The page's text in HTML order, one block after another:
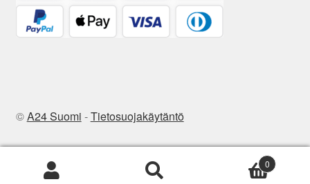
©A24 Suomi -Tietosuojakäytäntö
0